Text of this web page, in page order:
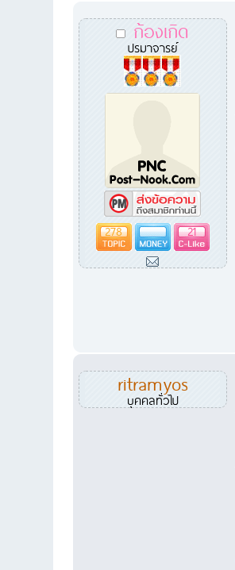
ก้องเกิด
ปรมาจารย์
278 21
ritramyos
บุคคลทั่วไป